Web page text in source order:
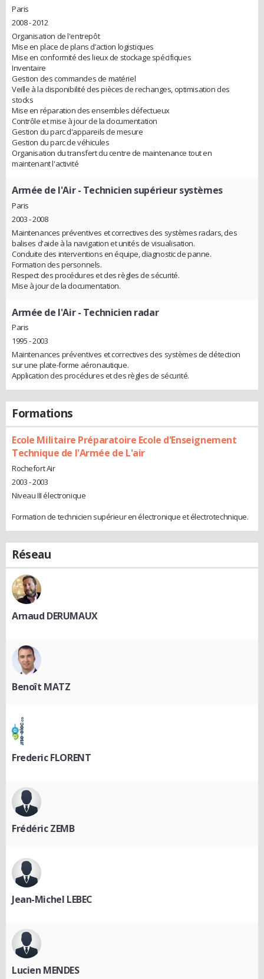
Paris
2008 - 2012
Organisation de l'entrepôt
Mise en place de plans d’action logistiques
Mise en conformité des lieux de stockage spécifiques
Inventaire
Gestion des commandes de matériel
Veille à la disponibilité des pièces de rechanges, optimisation des
stocks
Mise en réparation des ensembles défectueux
Contrôle et mise à jour de la documentation
Gestion du parc d'appareils de mesure
Gestion du parc de véhicules
Organisation du transfert du centre de maintenance tout en
maintenant l'activité
Armée de l'Air- Technicien supérieur systèmes
Paris
2003 - 2008
Maintenances préventives et correctives des systèmes radars, des
balises d'aide à la navigation et unités de visualisation.
Conduite des interventions en équipe, diagnostic de panne.
Formation des personnels.
Respect des procédures et des règles de sécurité.
Mise à jour de la documentation.
Armée de l'Air- Technicien radar
Paris
1995 - 2003
Maintenances préventives et correctives des systèmes de détection
sur une plate-forme aéronautique.
Application des procédures et des règles de sécurité.
Formations
Ecole Militaire Préparatoire Ecole d'Enseignement
Technique de l'Armée de L'air
Rochefort Air
2003 - 2003
Niveau III électronique
Formation de technicien supérieur en électronique et électrotechnique.
Réseau
Arnaud DERUMAUX
Benoît MATZ
Frederic FLORENT
Frédéric ZEMB
Jean-Michel LEBEC
Lucien MENDES